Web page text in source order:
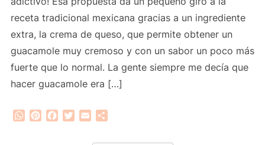
receta tradicional mexicana gracias a un ingrediente
extra, la crema de queso, que permite obtener un
guacamole muy cremoso y con un sabor un poco más
fuerte que lo normal. La gente siempre me decía que
hacer guacamole era […]
WhatsApp
PinterestFacebook
Twitter
Email